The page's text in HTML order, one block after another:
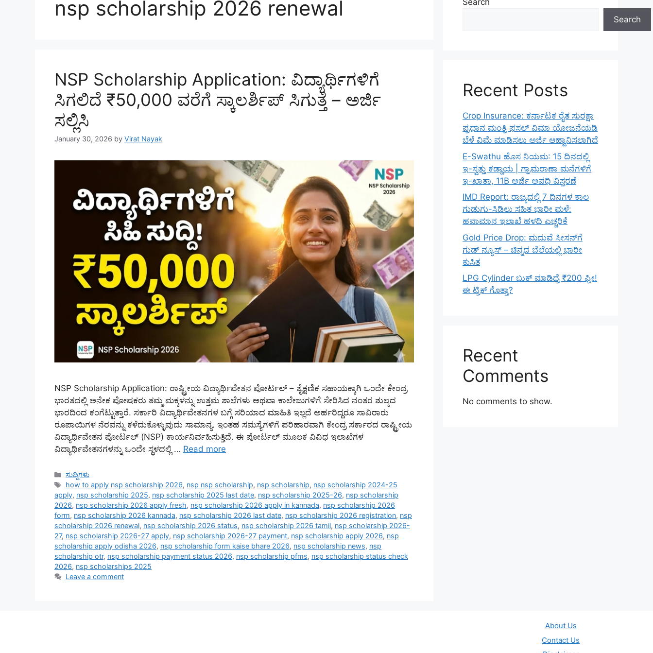
nsp scholarship 2026 renewal
NSP Scholarship Application: ವಿದ್ಯಾರ್ಥಿಗಳಿಗೆ
ಸಿಗಲಿದೆ ₹50,000 ವರೆಗೆ ಸ್ಕಾಲರ್ಶಿಪ್ ಸಿಗುತ್ತೆ – ಅರ್ಜಿ
ಸಲ್ಲಿಸಿ
January 30, 2026 by Virat Nayak
NSP Scholarship Application: ರಾಷ್ಟ್ರೀಯ ವಿದ್ಯಾರ್ಥಿವೇತನ ಪೋರ್ಟಲ್ – ಶೈಕ್ಷಣಿಕ ಸಹಾಯಕ್ಕಾಗಿ ಒಂದೇ ಕೇಂದ್ರ
ಭಾರತದಲ್ಲಿ ಅನೇಕ ಪೋಷಕರು ತಮ್ಮ ಮಕ್ಕಳನ್ನು ಉತ್ತಮ ಶಾಲೆಗಳು ಅಥವಾ ಕಾಲೇಜುಗಳಿಗೆ ಸೇರಿಸಿದ ನಂತರ ಶುಲ್ಕದ
ಭಾರದಿಂದ ಕಂಗೆಟ್ಟುತ್ತಾರೆ. ಸರ್ಕಾರಿ ವಿದ್ಯಾರ್ಥಿವೇತನಗಳ ಬಗ್ಗೆ ಸರಿಯಾದ ಮಾಹಿತಿ ಇಲ್ಲದೆ ಅರ್ಹರಿದ್ದರೂ ಸಾವಿರಾರು
ರೂಪಾಯಿಗಳ ನೆರವನ್ನು ಕಳೆದುಕೊಳ್ಳುವುದು ಸಾಮಾನ್ಯ. ಇಂತಹ ಸಮಸ್ಯೆಗಳಿಗೆ ಪರಿಹಾರವಾಗಿ ಕೇಂದ್ರ ಸರ್ಕಾರದ ರಾಷ್ಟ್ರೀಯ
ವಿದ್ಯಾರ್ಥಿವೇತನ ಪೋರ್ಟಲ್ (NSP) ಕಾರ್ಯನಿರ್ವಹಿಸುತ್ತಿದೆ. ಈ ಪೋರ್ಟಲ್ ಮೂಲಕ ವಿವಿಧ ಇಲಾಖೆಗಳ
ವಿದ್ಯಾರ್ಥಿವೇತನಗಳನ್ನು ಒಂದೇ ಸ್ಥಳದಲ್ಲಿ … Read more
Categories
ಸುದ್ದಿಗಳು
Tags
how to apply nsp scholarship 2026, nsp nsp scholarship, nsp scholarship, nsp scholarship 2024-25
apply, nsp scholarship 2025, nsp scholarship 2025 last date, nsp scholarship 2025-26, nsp scholarship
2026, nsp scholarship 2026 apply fresh, nsp scholarship 2026 apply in kannada, nsp scholarship 2026
form, nsp scholarship 2026 kannada, nsp scholarship 2026 last date, nsp scholarship 2026 registration, nsp
scholarship 2026 renewal, nsp scholarship 2026 status, nsp scholarship 2026 tamil, nsp scholarship 2026-
27, nsp scholarship 2026-27 apply, nsp scholarship 2026-27 payment, nsp scholarship apply 2026, nsp
scholarship apply odisha 2026, nsp scholarship form kaise bhare 2026, nsp scholarship news, nsp
scholarship otr, nsp scholarship payment status 2026, nsp scholarship pfms, nsp scholarship status check
2026, nsp scholarships 2025
Leave a comment
Search
Search
Recent Posts
Crop Insurance: ಕರ್ನಾಟಕ ರೈತ ಸುರಕ್ಷಾ
ಪ್ರಧಾನ ಮಂತ್ರಿ ಫಸಲ್ ವಿಮಾ ಯೋಜನೆಯಡಿ
ಬೆಳೆ ವಿಮೆ ಮಾಡಿಸಲು ಅರ್ಜಿ ಆಹ್ವಾನಿಸಲಾಗಿದೆ
E-Swathu ಹೊಸ ನಿಯಮ: 15 ದಿನದಲ್ಲಿ
ಇ-ಸ್ವತ್ತು ಕಡ್ಡಾಯ | ಗ್ರಾಮಠಾಣಾ ಮನೆಗಳಿಗೆ
ಇ-ಖಾತಾ, 11B ಅರ್ಜಿ ಅವಧಿ ವಿಸ್ತರಣೆ
IMD Report: ರಾಜ್ಯದಲ್ಲಿ 7 ದಿನಗಳ ಕಾಲ
ಗುಡುಗು-ಸಿಡಿಲು ಸಹಿತ ಭಾರೀ ಮಳೆ:
ಹವಾಮಾನ ಇಲಾಖೆ ಹಳದಿ ಎಚ್ಚರಿಕೆ
Gold Price Drop: ಮದುವೆ ಸೀಸನ್‌ಗೆ
ಗುಡ್ ನ್ಯೂಸ್ – ಚಿನ್ನದ ಬೆಲೆಯಲ್ಲಿ ಭಾರೀ
ಕುಸಿತ
LPG Cylinder ಬುಕ್ ಮಾಡಿದ್ರೆ ₹200 ಫ್ರೀ!
ಈ ಟ್ರಿಕ್ ಗೊತ್ತಾ?
Recent
Comments
No comments to show.
About Us
Contact Us